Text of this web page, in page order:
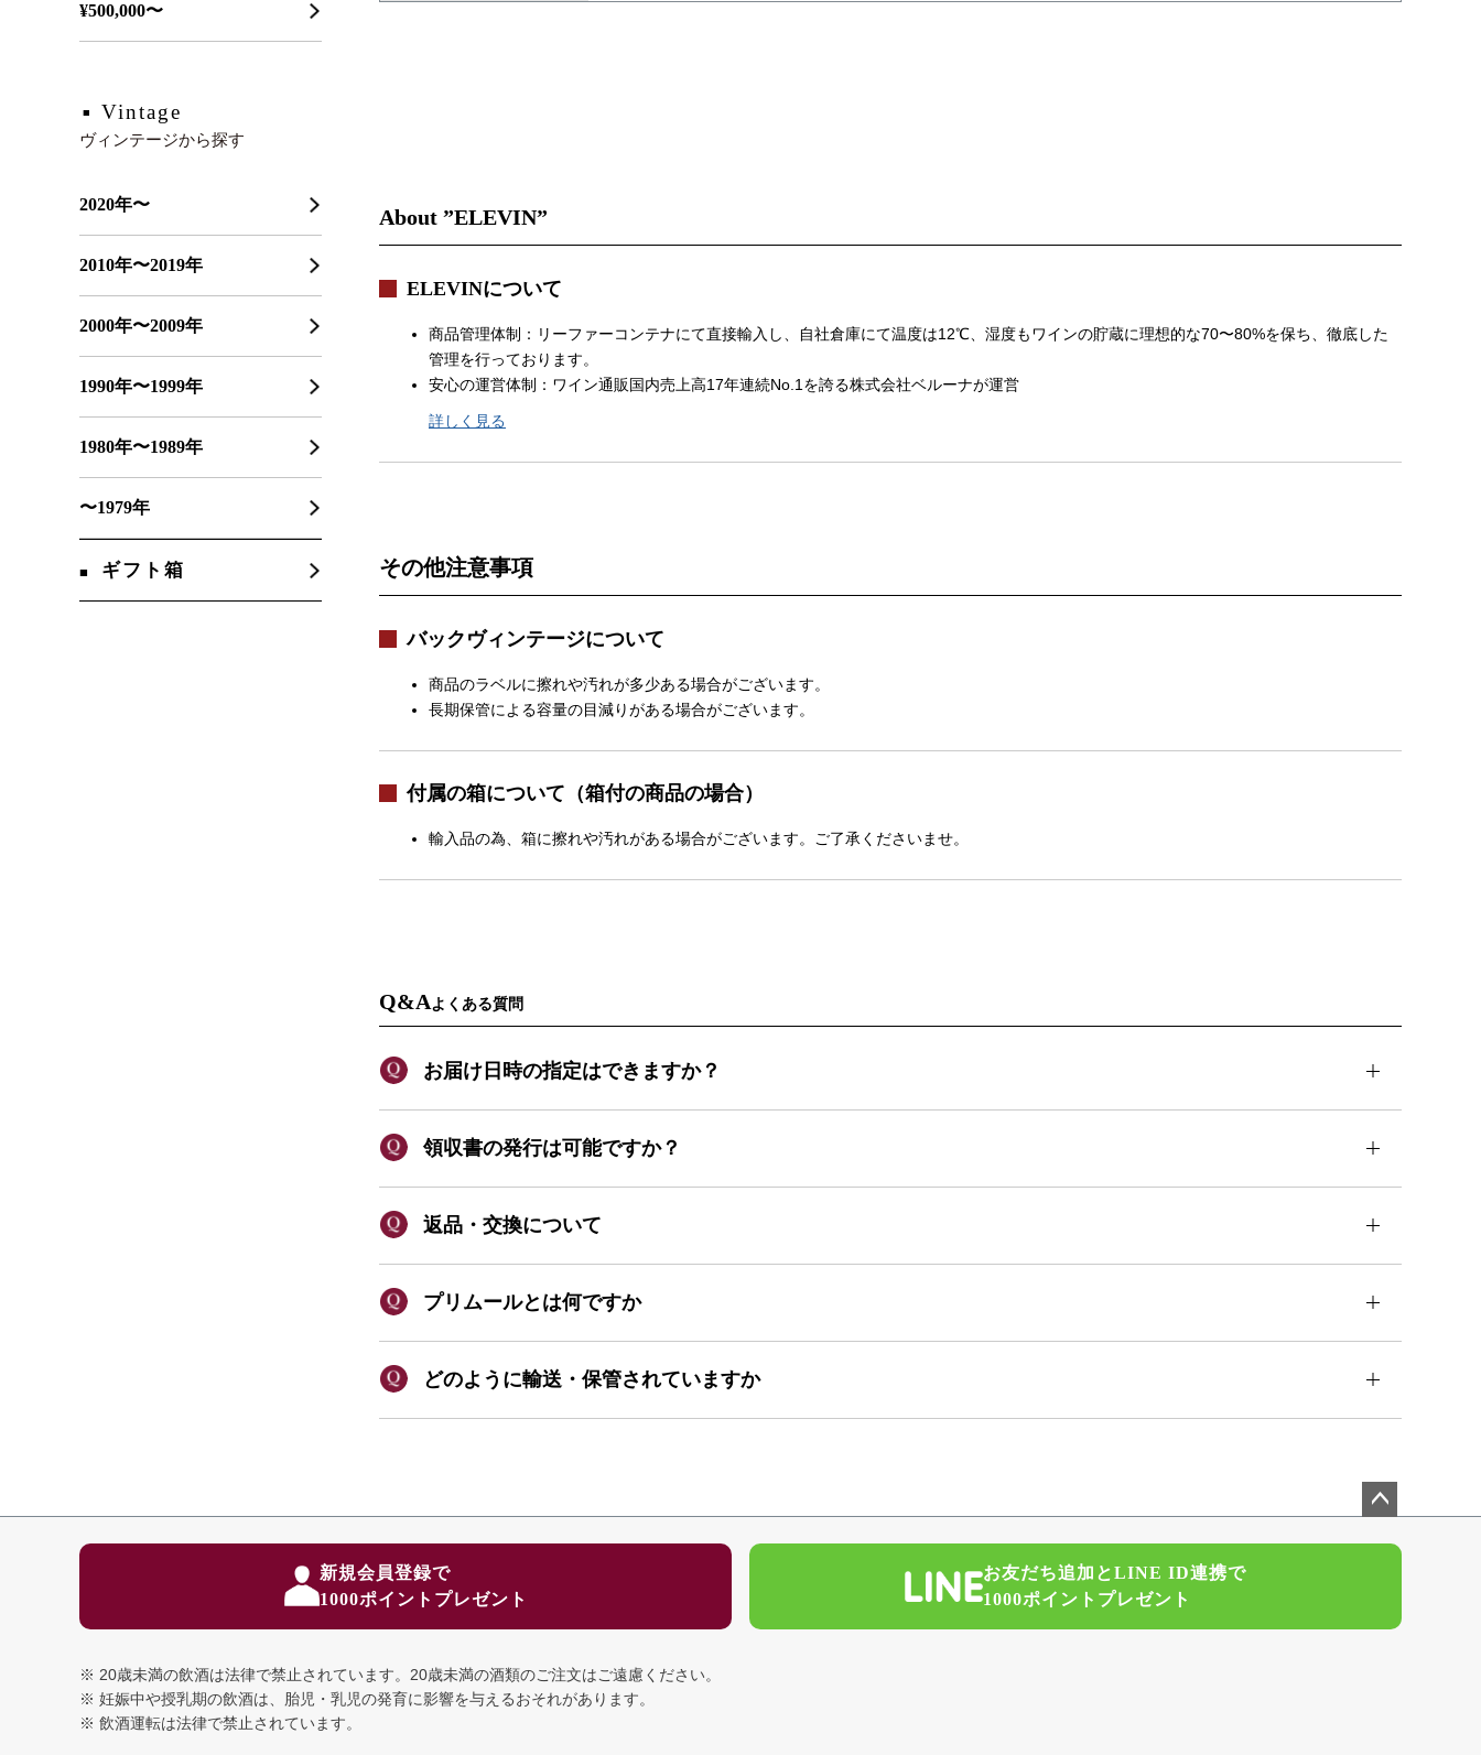
¥500,000〜
Vintage
ヴィンテージから探す
2020年〜
2010年〜2019年
2000年〜2009年
1990年〜1999年
1980年〜1989年
〜1979年
ギフト箱
About ”ELEVIN”
ELEVINについて
商品管理体制：リーファーコンテナにて直接輸入し、自社倉庫にて温度は12℃、湿度もワインの貯蔵に理想的な70〜80%を保ち、徹底した
管理を行っております。
安心の運営体制：ワイン通販国内売上高17年連続No.1を誇る株式会社ベルーナが運営
詳しく見る
その他注意事項
バックヴィンテージについて
商品のラベルに擦れや汚れが多少ある場合がございます。
長期保管による容量の目減りがある場合がございます。
付属の箱について（箱付の商品の場合）
輸入品の為、箱に擦れや汚れがある場合がございます。ご了承くださいませ。
Q&Aよくある質問
お届け日時の指定はできますか？
領収書の発行は可能ですか？
返品・交換について
プリムールとは何ですか
どのように輸送・保管されていますか
新規会員登録で
1000ポイントプレゼント
お友だち追加とLINE ID連携で
1000ポイントプレゼント
20歳未満の飲酒は法律で禁止されています。 20歳未満の酒類のご注文はご遠慮ください。
妊娠中や授乳期の飲酒は、胎児・乳児の発育に影響を与えるおそれがあります。
飲酒運転は法律で禁止されています。